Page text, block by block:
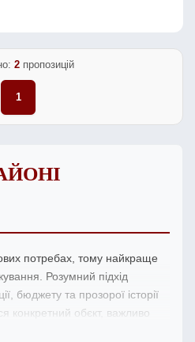
2 пропозицій
1
потребах, тому найкраще
Розумний підхід
бюджету та прозорої історії
конкретний обєкт, важливо